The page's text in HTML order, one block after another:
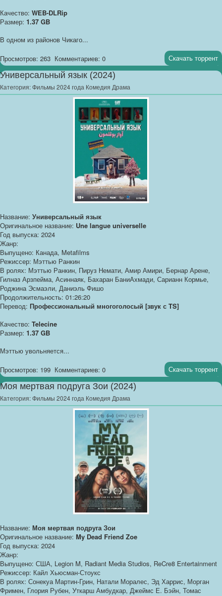
Качество: WEB-DLRip
Размер: 1.37 GB
В одном из районов Чикаго...
Просмотров: 263 Комментариев: 0 Скачать торрент
Универсальный язык (2024)
Категория:Фильмы 2024 года Комедия Драма
Название: Универсальный язык
Оригинальное название: Une langue universelle
Год выпуска: 2024
Жанр:
Выпущено: Канада, Metafilms
Режиссер: Мэттью Ранкин
В ролях: Мэттью Ранкин, Пируз Немати, Амир Амири, Бернар Арене,
Гилназ Арзпейма, Асиннаяк, Бахаран БаниАхмади, Сарианн Кормье,
Роджина Эсмаэли, Даниэль Фишо
Продолжительность: 01:26:20
Перевод: Профессиональный многоголосый [звук с TS]
Качество: Telecine
Размер: 1.37 GB
Мэттью увольняется...
Просмотров: 199 Комментариев: 0 Скачать торрент
Моя мертвая подруга Зои (2024)
Категория:Фильмы 2024 года Комедия Драма
Название: Моя мертвая подруга Зои
Оригинальное название: My Dead Friend Zoe
Год выпуска: 2024
Жанр:
Выпущено: США, Legion M, Radiant Media Studios, ReCre8 Entertainment
Режиссер: Кайл Хьюсман-Стоукс
В ролях: Сонекуа Мартин-Грин, Натали Моралес, Эд Харрис, Морган
Фримен, Глория Рубен, Уткарш Амбудкар, Джеймс Е. Бэйн, Томас